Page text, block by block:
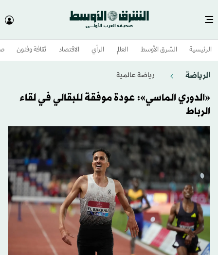
الرئيسية الشرق الأوسط​ العالم الرأي الاقتصاد ثقافة وفنون
الرياضة رياضة عالمية
«الدوري الماسي»: عودة موفقة للبقالي في لقاء
الرباط